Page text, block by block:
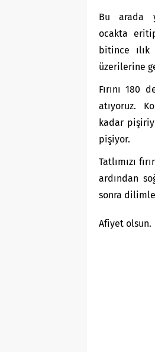
Bu arada
ocakta
bitince
üzerilerine
Fırını 180
atıyoruz.
kadar
pişiyor.
Tatlımızı
ardından
sonra
Afiyet olsun.